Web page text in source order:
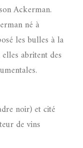
Ackerman.
né à
les bulles à la
abritent des
noir) et cité
de vins